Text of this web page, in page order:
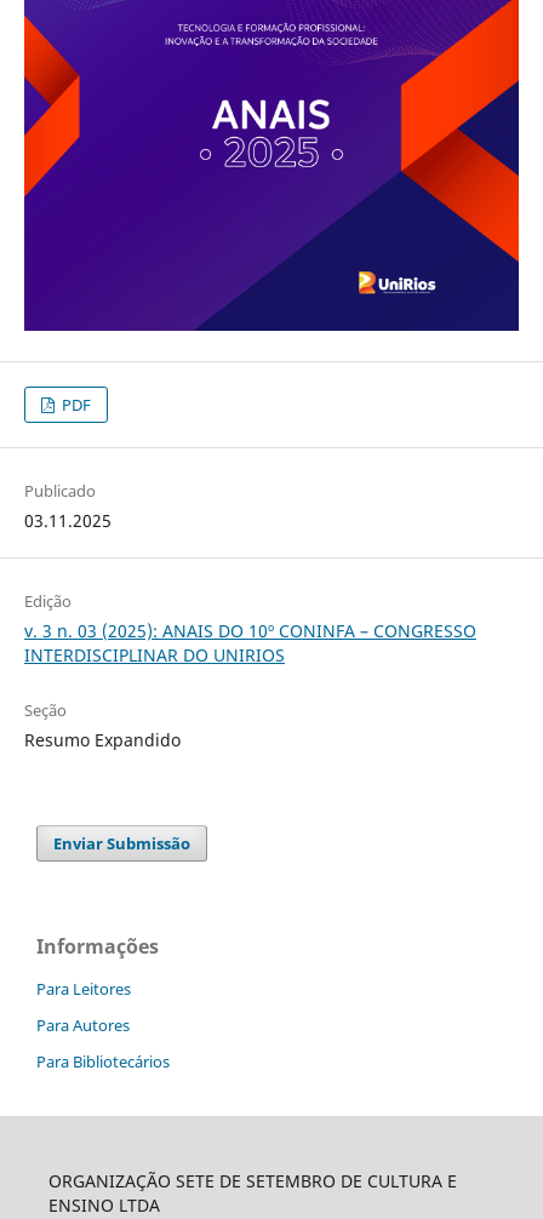
PDF
Publicado
03.11.2025
Edição
v. 3 n. 03 (2025): ANAIS DO 10º CONINFA – CONGRESSO
INTERDISCIPLINAR DO UNIRIOS
Seção
Resumo Expandido
Enviar Submissão
Informações
Para Leitores
Para Autores
Para Bibliotecários
ORGANIZAÇÃO SETE DE SETEMBRO DE CULTURA E
ENSINO LTDA